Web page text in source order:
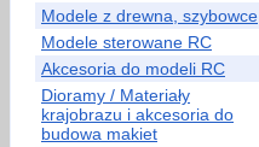
Modele z drewna, szybowce
Modele sterowane RC
Akcesoria do modeli RC
Dioramy / Materiały
krajobrazu i akcesoria do
budowa makiet